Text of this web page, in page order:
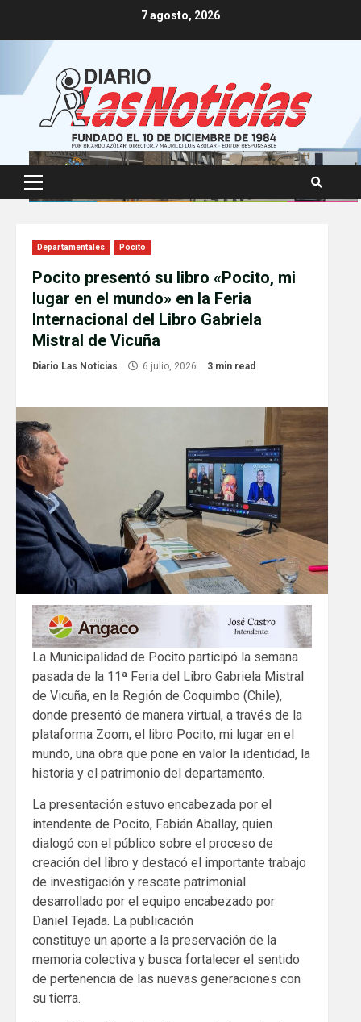
7 agosto, 2026
Primary
Menu
Departamentales Pocito
Pocito presentó su libro «Pocito, mi
lugar en el mundo» en la Feria
Internacional del Libro Gabriela
Mistral de Vicuña
Diario Las Noticias 6 julio, 2026 3 min read
La Municipalidad de Pocito participó la semana
pasada de la 11ª Feria del Libro Gabriela Mistral
de Vicuña, en la Región de Coquimbo (Chile),
donde presentó de manera virtual, a través de la
plataforma Zoom, el libro Pocito, mi lugar en el
mundo, una obra que pone en valor la identidad, la
historia y el patrimonio del departamento.
La presentación estuvo encabezada por el
intendente de Pocito, Fabián Aballay, quien
dialogó con el público sobre el proceso de
creación del libro y destacó el importante trabajo
de investigación y rescate patrimonial
desarrollado por el equipo encabezado por
Daniel Tejada. La publicación
constituye un aporte a la preservación de la
memoria colectiva y busca fortalecer el sentido
de pertenencia de las nuevas generaciones con
su tierra.